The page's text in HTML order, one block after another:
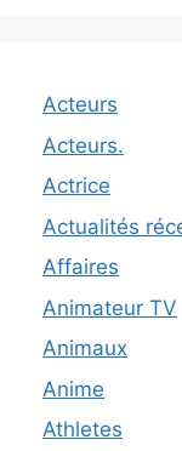
Acteurs
Acteurs.
Actrice
Actualités
Affaires
Animateur TV
Animaux
Anime
Athletes